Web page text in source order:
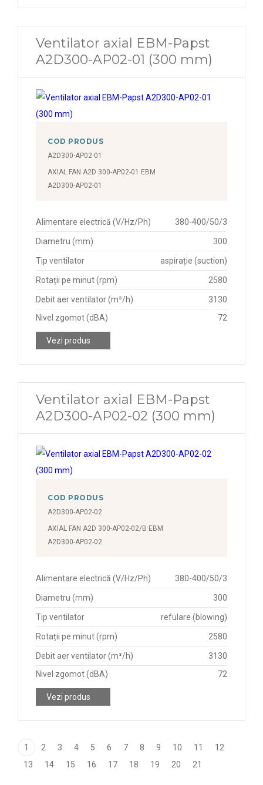
Ventilator axial EBM-Papst
A2D300-AP02-01 (300 mm)
COD PRODUS
A2D300-AP02-01
AXIAL FAN A2D 300-AP02-01 EBM
A2D300-AP02-01
Alimentare electrică (V/Hz/Ph) 380-400/50/3
Diametru (mm) 300
Tip ventilator aspirație (suction)
Rotații pe minut (rpm) 2580
Debit aer ventilator (m³/h)
3130
Nivel zgomot (dBA)
72
Vezi produs
Ventilator axial EBM-Papst
A2D300-AP02-02 (300 mm)
COD PRODUS
A2D300-AP02-02
AXIAL FAN A2D 300-AP02-02/B EBM
A2D300-AP02-02
Alimentare electrică (V/Hz/Ph) 380-400/50/3
Diametru (mm) 300
Tip ventilator refulare (blowing)
Rotații pe minut (rpm) 2580
Debit aer ventilator (m³/h)
3130
Nivel zgomot (dBA)
72
Vezi produs
1 2 3 4 5 6 7 8 9 10 11
12
13
14 15 16 17 18 19 20 21